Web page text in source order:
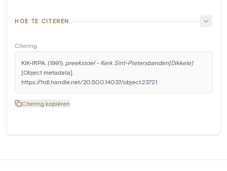
HOE TE CITEREN
Citering
KIK-IRPA. (1991). preekstoel - Kerk Sint-Pietersbanden[Dikkele]
[Object metadata].
https://hdl.handle.net/20.500.14037/object.23721
Citering kopiëren